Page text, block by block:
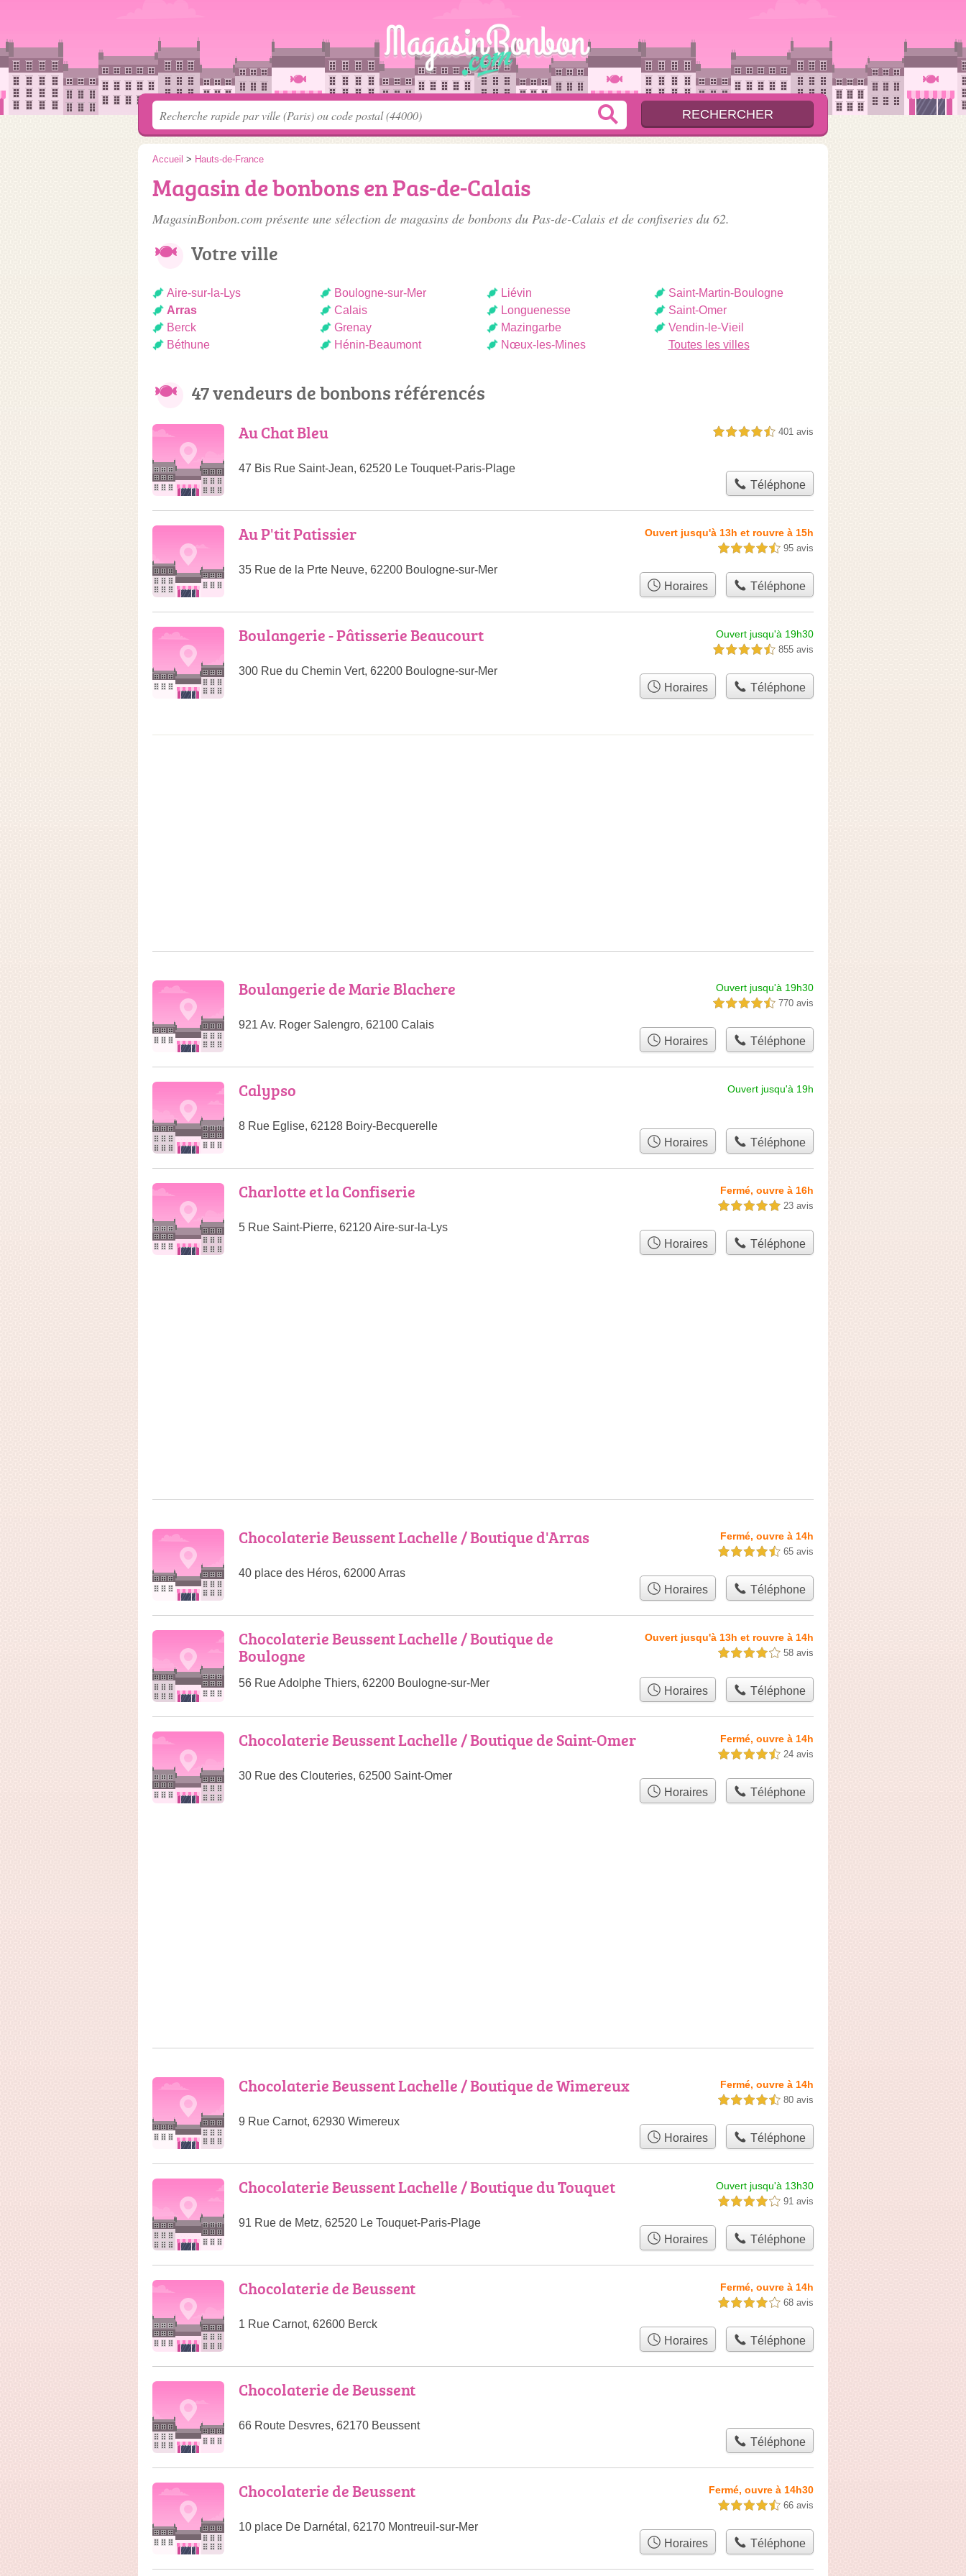
Accueil > Hauts-de-France
Magasin de bonbons en Pas-de-Calais
MagasinBonbon.com présente une sélection de magasins de bonbons du Pas-de-Calais et de confiseries du 62.
Votre ville
Aire-sur-la-Lys
Arras
Berck
Béthune
Boulogne-sur-Mer
Calais
Grenay
Hénin-Beaumont
Liévin
Longuenesse
Mazingarbe
Nœux-les-Mines
Saint-Martin-Boulogne
Saint-Omer
Vendin-le-Vieil
Toutes les villes
47 vendeurs de bonbons référencés
Au Chat Bleu
47 Bis Rue Saint-Jean, 62520 Le Touquet-Paris-Plage
4,5 étoiles sur 5 401 avis
Téléphone
Au P'tit Patissier
35 Rue de la Prte Neuve, 62200 Boulogne-sur-Mer
Ouvert jusqu'à 13h et rouvre à 15h
4,5 étoiles sur 5 95 avis
Horaires Téléphone
Boulangerie - Pâtisserie Beaucourt
300 Rue du Chemin Vert, 62200 Boulogne-sur-Mer
Ouvert jusqu'à 19h30
4,5 étoiles sur 5 855 avis
Horaires Téléphone
Boulangerie de Marie Blachere
921 Av. Roger Salengro, 62100 Calais
Ouvert jusqu'à 19h30
4,5 étoiles sur 5 770 avis
Horaires Téléphone
Calypso
8 Rue Eglise, 62128 Boiry-Becquerelle
Ouvert jusqu'à 19h
Horaires Téléphone
Charlotte et la Confiserie
5 Rue Saint-Pierre, 62120 Aire-sur-la-Lys
Fermé, ouvre à 16h
5,0 étoiles sur 5 23 avis
Horaires Téléphone
Chocolaterie Beussent Lachelle / Boutique d'Arras
40 place des Héros, 62000 Arras
Fermé, ouvre à 14h
4,5 étoiles sur 5 65 avis
Horaires Téléphone
Chocolaterie Beussent Lachelle / Boutique de
Boulogne
56 Rue Adolphe Thiers, 62200 Boulogne-sur-Mer
Ouvert jusqu'à 13h et rouvre à 14h
4,0 étoiles sur 5 58 avis
Horaires Téléphone
Chocolaterie Beussent Lachelle / Boutique de Saint-Omer
30 Rue des Clouteries, 62500 Saint-Omer
Fermé, ouvre à 14h
4,5 étoiles sur 5 24 avis
Horaires Téléphone
Chocolaterie Beussent Lachelle / Boutique de Wimereux
9 Rue Carnot, 62930 Wimereux
Fermé, ouvre à 14h
4,5 étoiles sur 5 80 avis
Horaires Téléphone
Chocolaterie Beussent Lachelle / Boutique du Touquet
91 Rue de Metz, 62520 Le Touquet-Paris-Plage
Ouvert jusqu'à 13h30
4,0 étoiles sur 5 91 avis
Horaires Téléphone
Chocolaterie de Beussent
1 Rue Carnot, 62600 Berck
Fermé, ouvre à 14h
4,0 étoiles sur 5 68 avis
Horaires Téléphone
Chocolaterie de Beussent
66 Route Desvres, 62170 Beussent
Téléphone
Chocolaterie de Beussent
10 place De Darnétal, 62170 Montreuil-sur-Mer
Fermé, ouvre à 14h30
4,5 étoiles sur 5 66 avis
Horaires Téléphone